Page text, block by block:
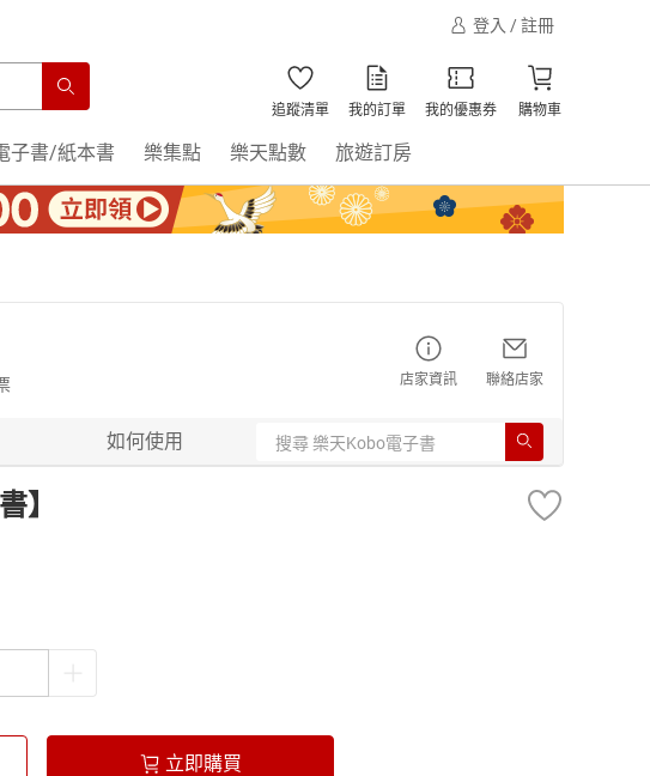
登入 / 註冊
追蹤清單 我的訂單 我的優惠券 購物車
子書/紙本書 樂集點 樂天點數 旅遊訂房
店家資訊 聯絡店家
如何使用
】
立即購買